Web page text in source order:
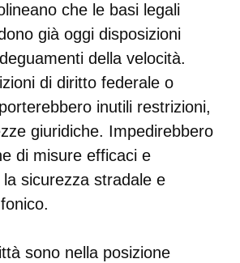
che le basi legali
già oggi disposizioni
della velocità.
di diritto federale o
inutili restrizioni,
giuridiche. Impedirebbero
di misure efficaci e
sicurezza stradale e
sono nella posizione